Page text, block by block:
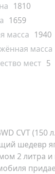
1810
1659
масса 1940
масса
мест 5
CVT
2 литра